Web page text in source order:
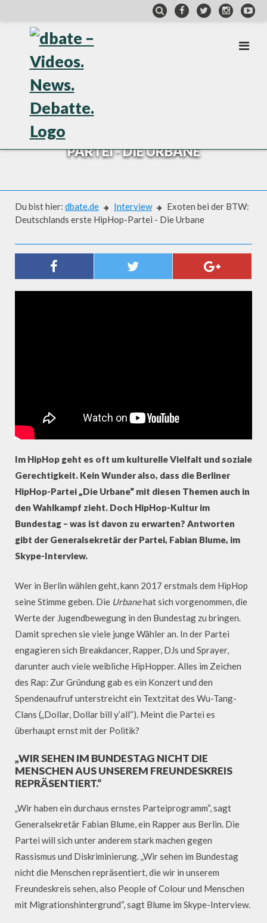
content
EXOTEN BEI DER BTW:
DEUTSCHLANDS ERSTE HIPHOP-
PARTEI - DIE URBANE
Du bist hier: dbate.de Interview
Exoten bei der BTW:
Deutschlands erste HipHop-Partei - Die Urbane
EXOTEN BEI DER BTW:
DEUTSCHLANDS ERSTE HIPHOP-
PARTEI - DIE URBANE
Im HipHop geht es oft um kulturelle Vielfalt und soziale
Gerechtigkeit. Kein Wunder also, dass die Berliner
HipHop-Partei „Die Urbane“ mit diesen Themen auch in
den Wahlkampf zieht. Doch HipHop-Kultur im
Bundestag – was ist davon zu erwarten? Antworten
gibt der Generalsekretär der Partei, Fabian Blume, im
Skype-Interview.
Wer in Berlin wählen geht, kann 2017 erstmals dem HipHop
seine Stimme geben. Die Urbanehat sich vorgenommen, die
Werte der Jugendbewegung in den Bundestag zu bringen.
Damit sprechen sie viele junge Wähler an. In der Partei
engagieren sich Breakdancer, Rapper, DJs und Sprayer,
darunter auch viele weibliche HipHopper. Alles im Zeichen
des Rap: Zur Gründung gab es ein Konzert und den
Spendenaufruf unterstreicht ein Textzitat des Wu-Tang-
Clans („Dollar, Dollar bill y’all“). Meint die Partei es
überhaupt ernst mit der Politik?
„WIR SEHEN IM BUNDESTAG NICHT DIE
MENSCHEN AUS UNSEREM FREUNDESKREIS
REPRÄSENTIERT.“
„Wir haben ein durchaus ernstes Parteiprogramm“, sagt
Generalsekretär Fabian Blume, ein Rapper aus Berlin. Die
Partei will sich unter anderem stark machen gegen
Rassismus und Diskriminierung. „Wir sehen im Bundestag
nicht die Menschen repräsentiert, die wir in unserem
Freundeskreis sehen, also People of Colour und Menschen
mit Migrationshintergrund“, sagt Blume im Skype-Interview.